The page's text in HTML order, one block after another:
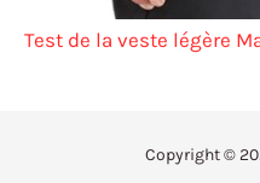
Test de la veste légère
Copyright ©